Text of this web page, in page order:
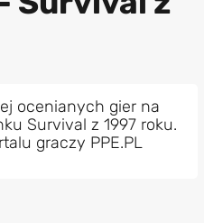
ocenianych gier na
Survival z 1997 roku.
graczy PPE.PL